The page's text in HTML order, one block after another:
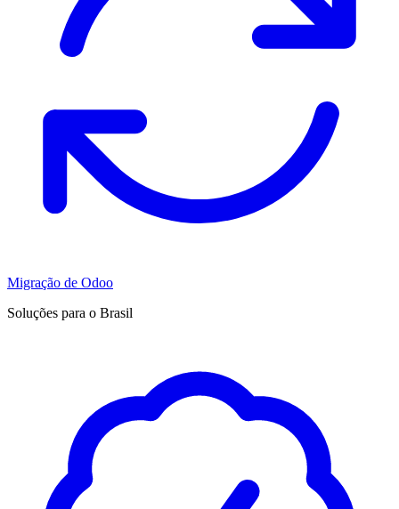
Migração de Odoo
Soluções para o Brasil